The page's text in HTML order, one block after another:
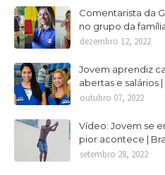
Comentarista da
no grupo da
dezembro 12, 2022
Jovem aprendiz
abertas e salários
outubro 07, 2022
Vídeo: Jovem se
pior acontece |
setembro 28, 2022